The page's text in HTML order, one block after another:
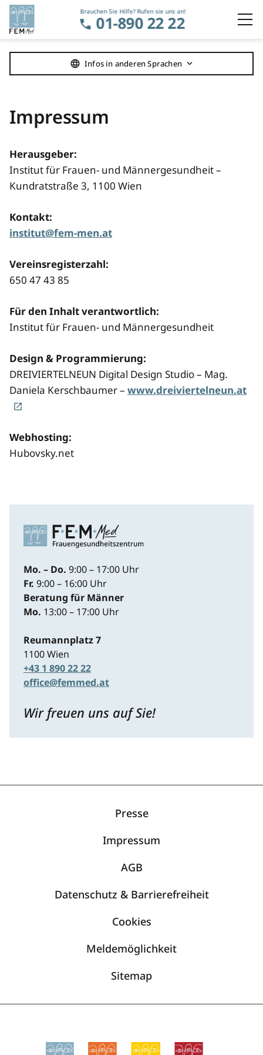
Brauchen Sie Hilfe? Rufen sie uns an!
01-890 22 22
Infos in anderen Sprachen
Navigation überspringen
Impressum
Herausgeber:
Institut für Frauen- und Männergesundheit –
Kundratstraße 3, 1100 Wien
Kontakt:
institut@fem-men.at
Vereinsregisterzahl:
650 47 43 85
Für den Inhalt verantwortlich:
Institut für Frauen- und Männergesundheit
Design & Programmierung:
DREIVIERTELNEUN Digital Design Studio – Mag.
Daniela Kerschbaumer – www.dreiviertelneun.at
Webhosting:
Hubovsky.net
Mo. – Do. 9:00 – 17:00 Uhr
Fr. 9:00 – 16:00 Uhr
Beratung für Männer
Mo. 13:00 – 17:00 Uhr
Reumannplatz 7
1100 Wien
+43 1 890 22 22
office@femmed.at
Wir freuen uns auf Sie!
Presse
Impressum
AGB
Datenschutz & Barrierefreiheit
Cookies
Meldemöglichkeit
Sitemap